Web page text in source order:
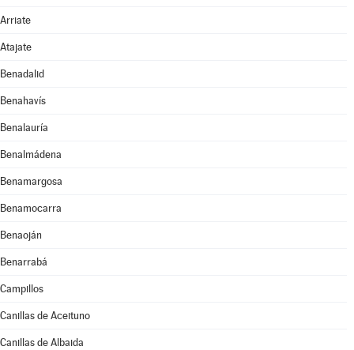
Arriate
Atajate
Benadalid
Benahavís
Benalauría
Benalmádena
Benamargosa
Benamocarra
Benaoján
Benarrabá
Campillos
Canillas de Aceituno
Canillas de Albaida